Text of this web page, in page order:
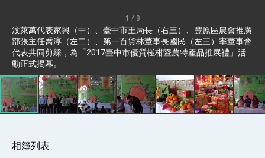
外交部長林佳龍午宴歡迎美國聯邦參議員蓋耶哥
訪問團
外交部長林佳龍接見美國智庫「德國馬歇爾基金
會」訪問團一行，深化跨大西洋戰略夥伴關係
成「臺美對等貿易協定」簽署
卓揆：臺美關稅談判階段性結果有助臺灣取得有
利戰略地位 全力支持「臺美對等貿易協定」簽署
1 / 8
汶萊萬代表家興（中）、臺中市王局長（右三）、豐原區農會推廣
部張主任喬淳（左二）、第一百貨林董事長國民（左三）率董事會
代表共同剪綵，為「2017臺中市優質椪柑暨農特產品推展禮」活
動正式揭幕。
相簿列表